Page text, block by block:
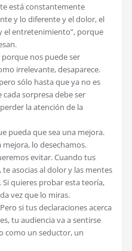
está constantemente
y lo diferente y el dolor, el
el entretenimiento”, porque
nos puede ser
irrelevante, desaparece.
sólo hasta que ya no es
sorpresa debe ser
la atención de la
pueda que sea una mejora.
lo desechamos.
evitar. Cuando tus
asocias al dolor y las mentes
Si quieres probar esta teoría,
vez que lo miras.
si tus declaraciones acerca
tu audiencia va a sentirse
como un seductor, un